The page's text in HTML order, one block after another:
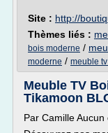
Site : http://
Thèmes liés :
bois moderne /
moderne / meuble
Meuble TV
Tikamoon
Par Camille